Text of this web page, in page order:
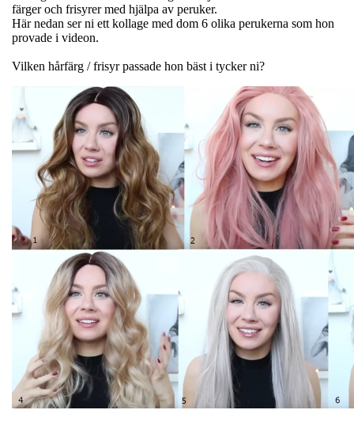
färger och frisyrer med hjälpa av peruker.
Här nedan ser ni ett kollage med dom 6 olika perukerna som hon
provade i videon.
Vilken hårfärg / frisyr passade hon bäst i tycker ni?